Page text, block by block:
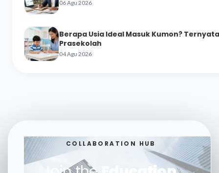
06 Agu 2026
Berapa Usia Ideal Masuk Kumon?
Prasekolah
04 Agu 2026
COLLABORATION HUB